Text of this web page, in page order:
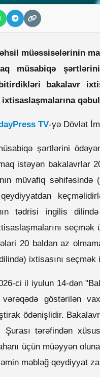
müəssisələrinin
müsabiqə
bakalavr
TV-yə Dövlət
şərtlərini
istəyən bakalavrlar
müvafiq səhifəsində (
tədrisi ingilis
20 baldan az
ixtisasını
ci il iyulun 14-dən
göstərilən
ödənişlidir.
Şurası tərəfindən
üçün müəyyən
məbləğ qeydiyyat